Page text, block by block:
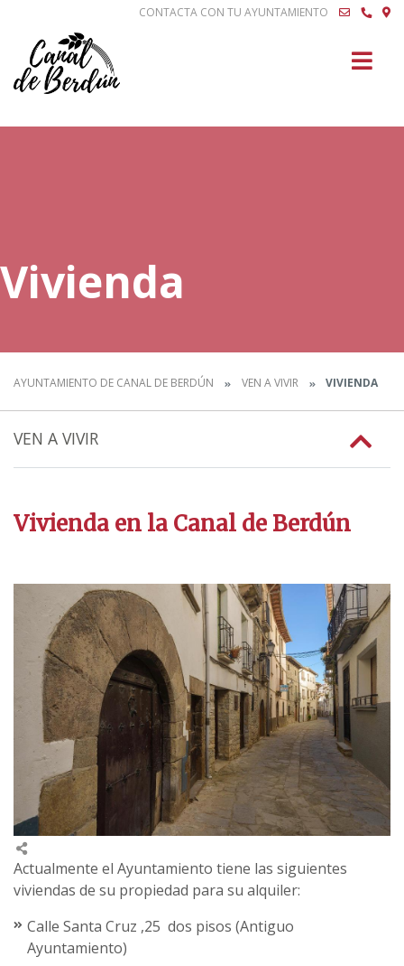
CONTACTA CON TU AYUNTAMIENTO
Vivienda
AYUNTAMIENTO DE CANAL DE BERDÚN VEN A VIVIR VIVIENDA
VEN A VIVIR
Vivienda en la Canal de Berdún
Actualmente el Ayuntamiento tiene las siguientes
viviendas de su propiedad para su alquiler:
Calle Santa Cruz ,25 dos pisos (Antiguo
Ayuntamiento)